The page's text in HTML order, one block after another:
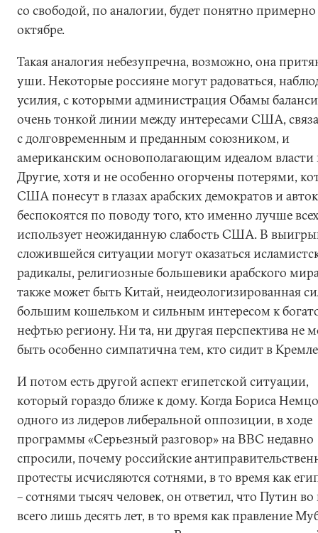
со свободой, по аналогии, будет понятно примерно
октябре.
Такая аналогия небезупречна, возможно, она
уши. Некоторые россияне могут радоваться,
усилия, с которыми администрация Обамы
очень тонкой линии между интересами США,
с долговременным и преданным союзником, и
американским основополагающим идеалом власти
Другие, хотя и не особенно огорчены потерями,
США понесут в глазах арабских демократов и
беспокоятся по поводу того, кто именно лучше
использует неожиданную слабость США. В
сложившейся ситуации могут оказаться
радикалы, религиозные большевики арабского
также может быть Китай, неидеологизированная
большим кошельком и сильным интересом к
нефтью региону. Ни та, ни другая перспектива не
быть особенно симпатична тем, кто сидит в
И потом есть другой аспект египетской ситуации,
который гораздо ближе к дому. Когда Бориса
одного из лидеров либеральной оппозиции, в ходе
программы «Серьезный разговор» на BBC недавно
спросили, почему российские
протесты исчисляются сотнями, в то время как
– сотнями тысяч человек, он ответил, что Путин во
всего лишь десять лет, в то время как правление